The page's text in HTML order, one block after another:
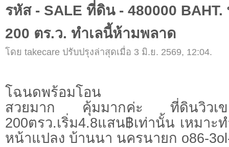
รหัส - SALE ที่ดิน - 480000
200 ตร.ว. ทำเลนี้ห้ามพลาด
โดย takecare ปรับปรุงล่าสุดเมื่อ 3 มิ.ย. 2569, 12:04.
โฉนดพร้อมโอน
สวยมาก คุ้มมากค่ะ ที่ดินวิวเ
200ตรว.เริ่ม4.8แสน฿เท่านั้น เหมาะ
หน้าแปลง บ้านนา นครนายก o86-